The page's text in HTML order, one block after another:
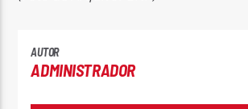
AUTOR
ADMINISTRADOR